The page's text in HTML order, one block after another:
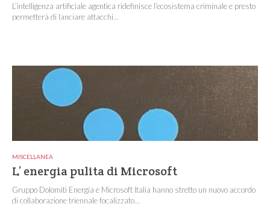
L’intelligenza artificiale agentica ridefinisce l’ecosistema criminale e presto
permetterà di lanciare attacchi...
MISCELLANEA
L’ energia pulita di Microsoft
Gruppo Dolomiti Energia e Microsoft Italia hanno stretto un nuovo accordo
di collaborazione triennale focalizzato...